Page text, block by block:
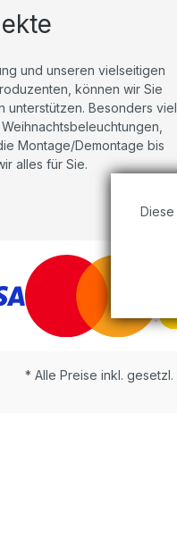
und unseren vielseitigen
können wir Sie
unterstützen. Besonders viel
Montage/Demontage bis
alles für Sie.
* Alle Preise inkl.